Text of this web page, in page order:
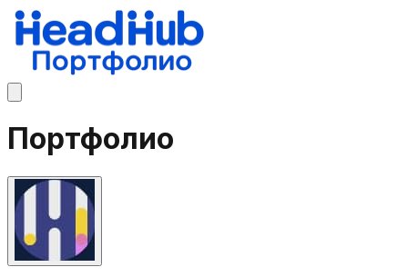
Портфолио